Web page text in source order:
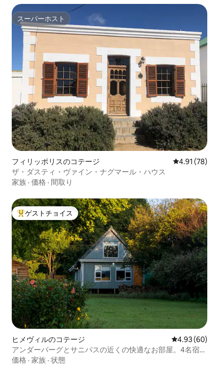
スーパーホスト
スーパーホスト
フィリッポリスのコテージ レビュー78
4.91 (78)
ザ・ダスティ・ヴァイン・ナグマール・ハウス
家族 · 価格 · 間取り
大好評のゲストチョイスです。
ゲストチョイス
ヒメヴィルのコテージ レビュー60
4.93 (60)
アンダーバーグとサニパスの近くの快適なお部屋。4名宿泊
可能
価格 · 家族 · 状態